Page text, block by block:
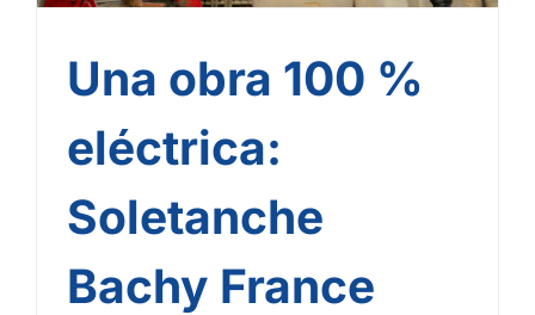
Una obra 100 %
eléctrica:
Soletanche
Bachy France